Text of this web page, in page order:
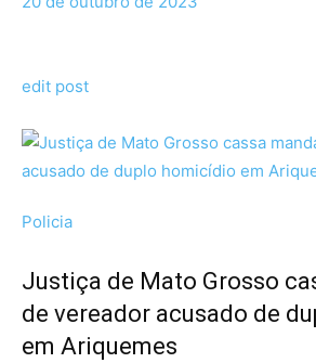
edit post
Policia
Justiça de Mato Grosso
de vereador acusado de
em Ariquemes